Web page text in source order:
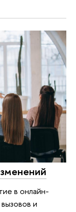
в онлайн-
и